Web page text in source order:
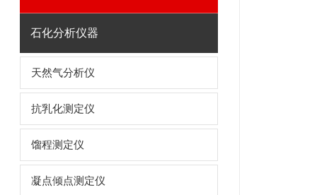
石化分析仪器
天然气分析仪
抗乳化测定仪
馏程测定仪
凝点倾点测定仪